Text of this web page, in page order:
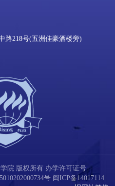
路218号(五洲佳豪酒楼旁)
院 版权所有 办学许可证号
号 闽ICP备14017114